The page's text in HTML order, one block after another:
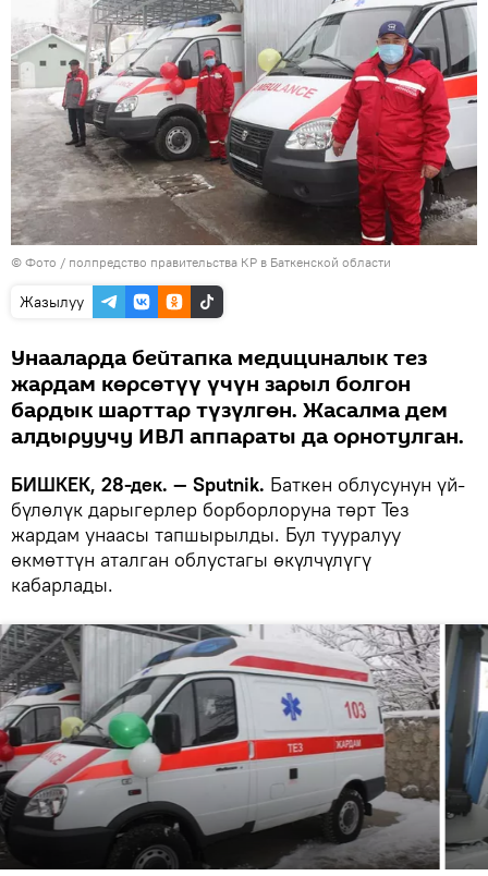
© Фото / полпредство правительства КР в Баткенской области
Жазылуу
Унааларда бейтапка медициналык тез
жардам көрсөтүү үчүн зарыл болгон
бардык шарттар түзүлгөн. Жасалма дем
алдыруучу ИВЛ аппараты да орнотулган.
БИШКЕК, 28-дек. — Sputnik. Баткен облусунун үй-
бүлөлүк дарыгерлер борборлоруна төрт Тез
жардам унаасы тапшырылды. Бул тууралуу
өкмөттүн аталган облустагы өкүлчүлүгү
кабарлады.